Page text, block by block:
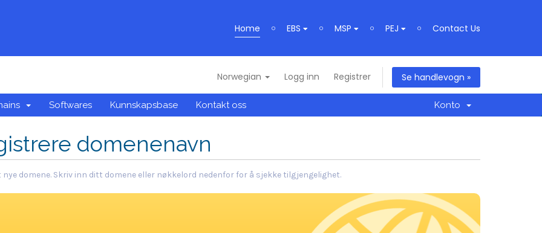
Home EBS MSP PEJ Contact Us
Norwegian Logg inn Registrer Se handlevogn »
Softwares Kunnskapsbase Kontakt oss Konto
domenenavn
domene. Skriv inn ditt domene eller nøkkelord nedenfor for å sjekke tilgjengelighet.